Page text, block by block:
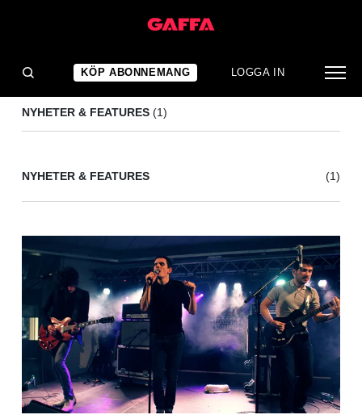
KÖP ABONNEMANG LOGGA IN
NYHETER & FEATURES (1)
NYHETER & FEATURES (1)